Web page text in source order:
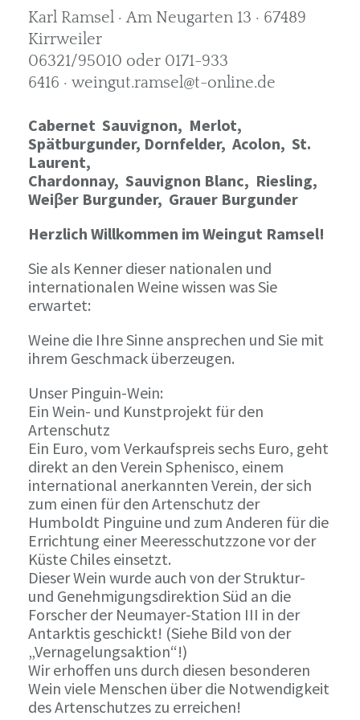
Karl Ramsel · Am Neugarten 13 · 67489
Kirrweiler
06321/95010 oder 0171-933
6416 · weingut.ramsel@t-online.de
Cabernet Sauvignon, Merlot,
Spätburgunder, Dornfelder, Acolon, St.
Laurent,
Chardonnay, Sauvignon Blanc, Riesling,
Weiβer Burgunder, Grauer Burgunder
Herzlich Willkommen im Weingut Ramsel!
Sie als Kenner dieser nationalen und
internationalen Weine wissen was Sie
erwartet:
Weine die Ihre Sinne ansprechen und Sie mit
ihrem Geschmack überzeugen.
Unser Pinguin-Wein:
Ein Wein- und Kunstprojekt für den
Artenschutz
Ein Euro, vom Verkaufspreis sechs Euro, geht
direkt an den Verein Sphenisco, einem
international anerkannten Verein, der sich
zum einen für den Artenschutz der
Humboldt Pinguine und zum Anderen für die
Errichtung einer Meeresschutzzone vor der
Küste Chiles einsetzt.
Dieser Wein wurde auch von der Struktur-
und Genehmigungsdirektion Süd an die
Forscher der Neumayer-Station III in der
Antarktis geschickt! (Siehe Bild von der
„Vernagelungsaktion“!)
Wir erhoffen uns durch diesen besonderen
Wein viele Menschen über die Notwendigkeit
des Artenschutzes zu erreichen!